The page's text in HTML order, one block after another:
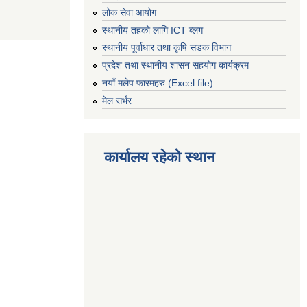
लोक सेवा आयोग
स्थानीय तहको लागि ICT ब्लग
स्थानीय पूर्वाधार तथा कृषि सडक विभाग
प्रदेश तथा स्थानीय शासन सहयोग कार्यक्रम
नयाँ मलेप फारमहरु (Excel file)
मेल सर्भर
कार्यालय रहेको स्थान